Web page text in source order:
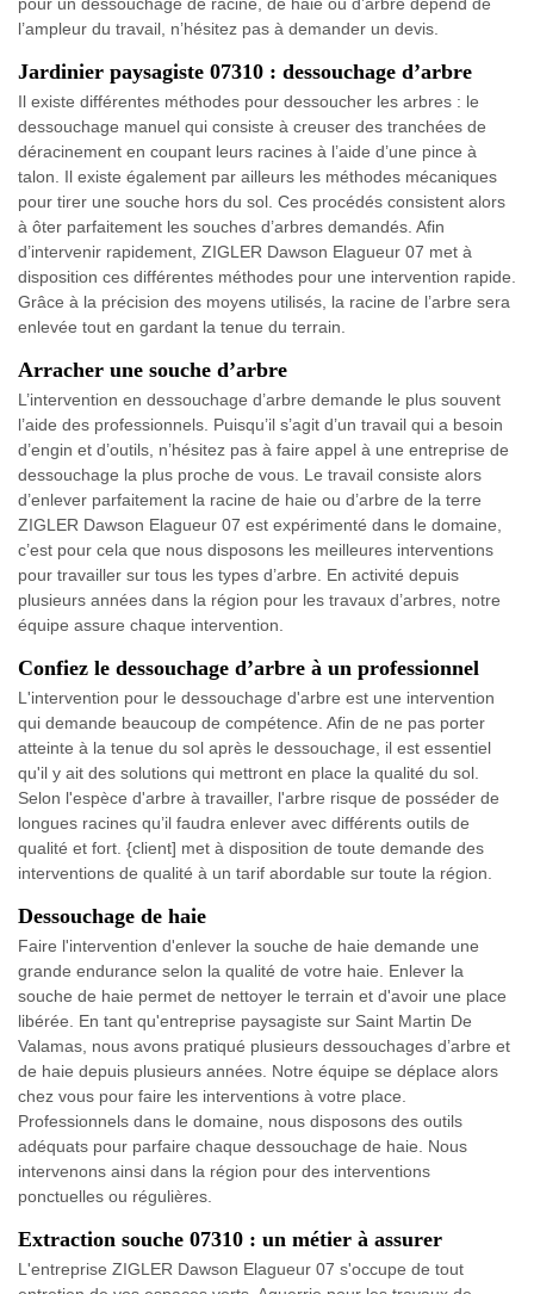
pour un dessouchage de racine, de haie ou d’arbre dépend de
l’ampleur du travail, n’hésitez pas à demander un devis.
Jardinier paysagiste 07310 : dessouchage d’arbre
Il existe différentes méthodes pour dessoucher les arbres : le
dessouchage manuel qui consiste à creuser des tranchées de
déracinement en coupant leurs racines à l’aide d’une pince à
talon. Il existe également par ailleurs les méthodes mécaniques
pour tirer une souche hors du sol. Ces procédés consistent alors
à ôter parfaitement les souches d’arbres demandés. Afin
d’intervenir rapidement, ZIGLER Dawson Elagueur 07 met à
disposition ces différentes méthodes pour une intervention rapide.
Grâce à la précision des moyens utilisés, la racine de l’arbre sera
enlevée tout en gardant la tenue du terrain.
Arracher une souche d’arbre
L’intervention en dessouchage d’arbre demande le plus souvent
l’aide des professionnels. Puisqu’il s’agit d’un travail qui a besoin
d’engin et d’outils, n’hésitez pas à faire appel à une entreprise de
dessouchage la plus proche de vous. Le travail consiste alors
d’enlever parfaitement la racine de haie ou d’arbre de la terre
ZIGLER Dawson Elagueur 07 est expérimenté dans le domaine,
c’est pour cela que nous disposons les meilleures interventions
pour travailler sur tous les types d’arbre. En activité depuis
plusieurs années dans la région pour les travaux d’arbres, notre
équipe assure chaque intervention.
Confiez le dessouchage d’arbre à un professionnel
L'intervention pour le dessouchage d'arbre est une intervention
qui demande beaucoup de compétence. Afin de ne pas porter
atteinte à la tenue du sol après le dessouchage, il est essentiel
qu'il y ait des solutions qui mettront en place la qualité du sol.
Selon l'espèce d'arbre à travailler, l'arbre risque de posséder de
longues racines qu’il faudra enlever avec différents outils de
qualité et fort. {client] met à disposition de toute demande des
interventions de qualité à un tarif abordable sur toute la région.
Dessouchage de haie
Faire l'intervention d'enlever la souche de haie demande une
grande endurance selon la qualité de votre haie. Enlever la
souche de haie permet de nettoyer le terrain et d'avoir une place
libérée. En tant qu'entreprise paysagiste sur Saint Martin De
Valamas, nous avons pratiqué plusieurs dessouchages d’arbre et
de haie depuis plusieurs années. Notre équipe se déplace alors
chez vous pour faire les interventions à votre place.
Professionnels dans le domaine, nous disposons des outils
adéquats pour parfaire chaque dessouchage de haie. Nous
intervenons ainsi dans la région pour des interventions
ponctuelles ou régulières.
Extraction souche 07310 : un métier à assurer
L'entreprise ZIGLER Dawson Elagueur 07 s'occupe de tout